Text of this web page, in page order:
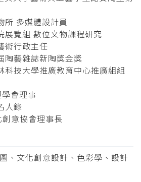
所 多媒體設計員
展覽組 數位文物課程研究
術行政主任
陶藝雜誌新陶獎金獎
技大學推廣教育中心推廣組組
會理事
人錄
意協會理事長
、文化創意設計、色彩學、設計